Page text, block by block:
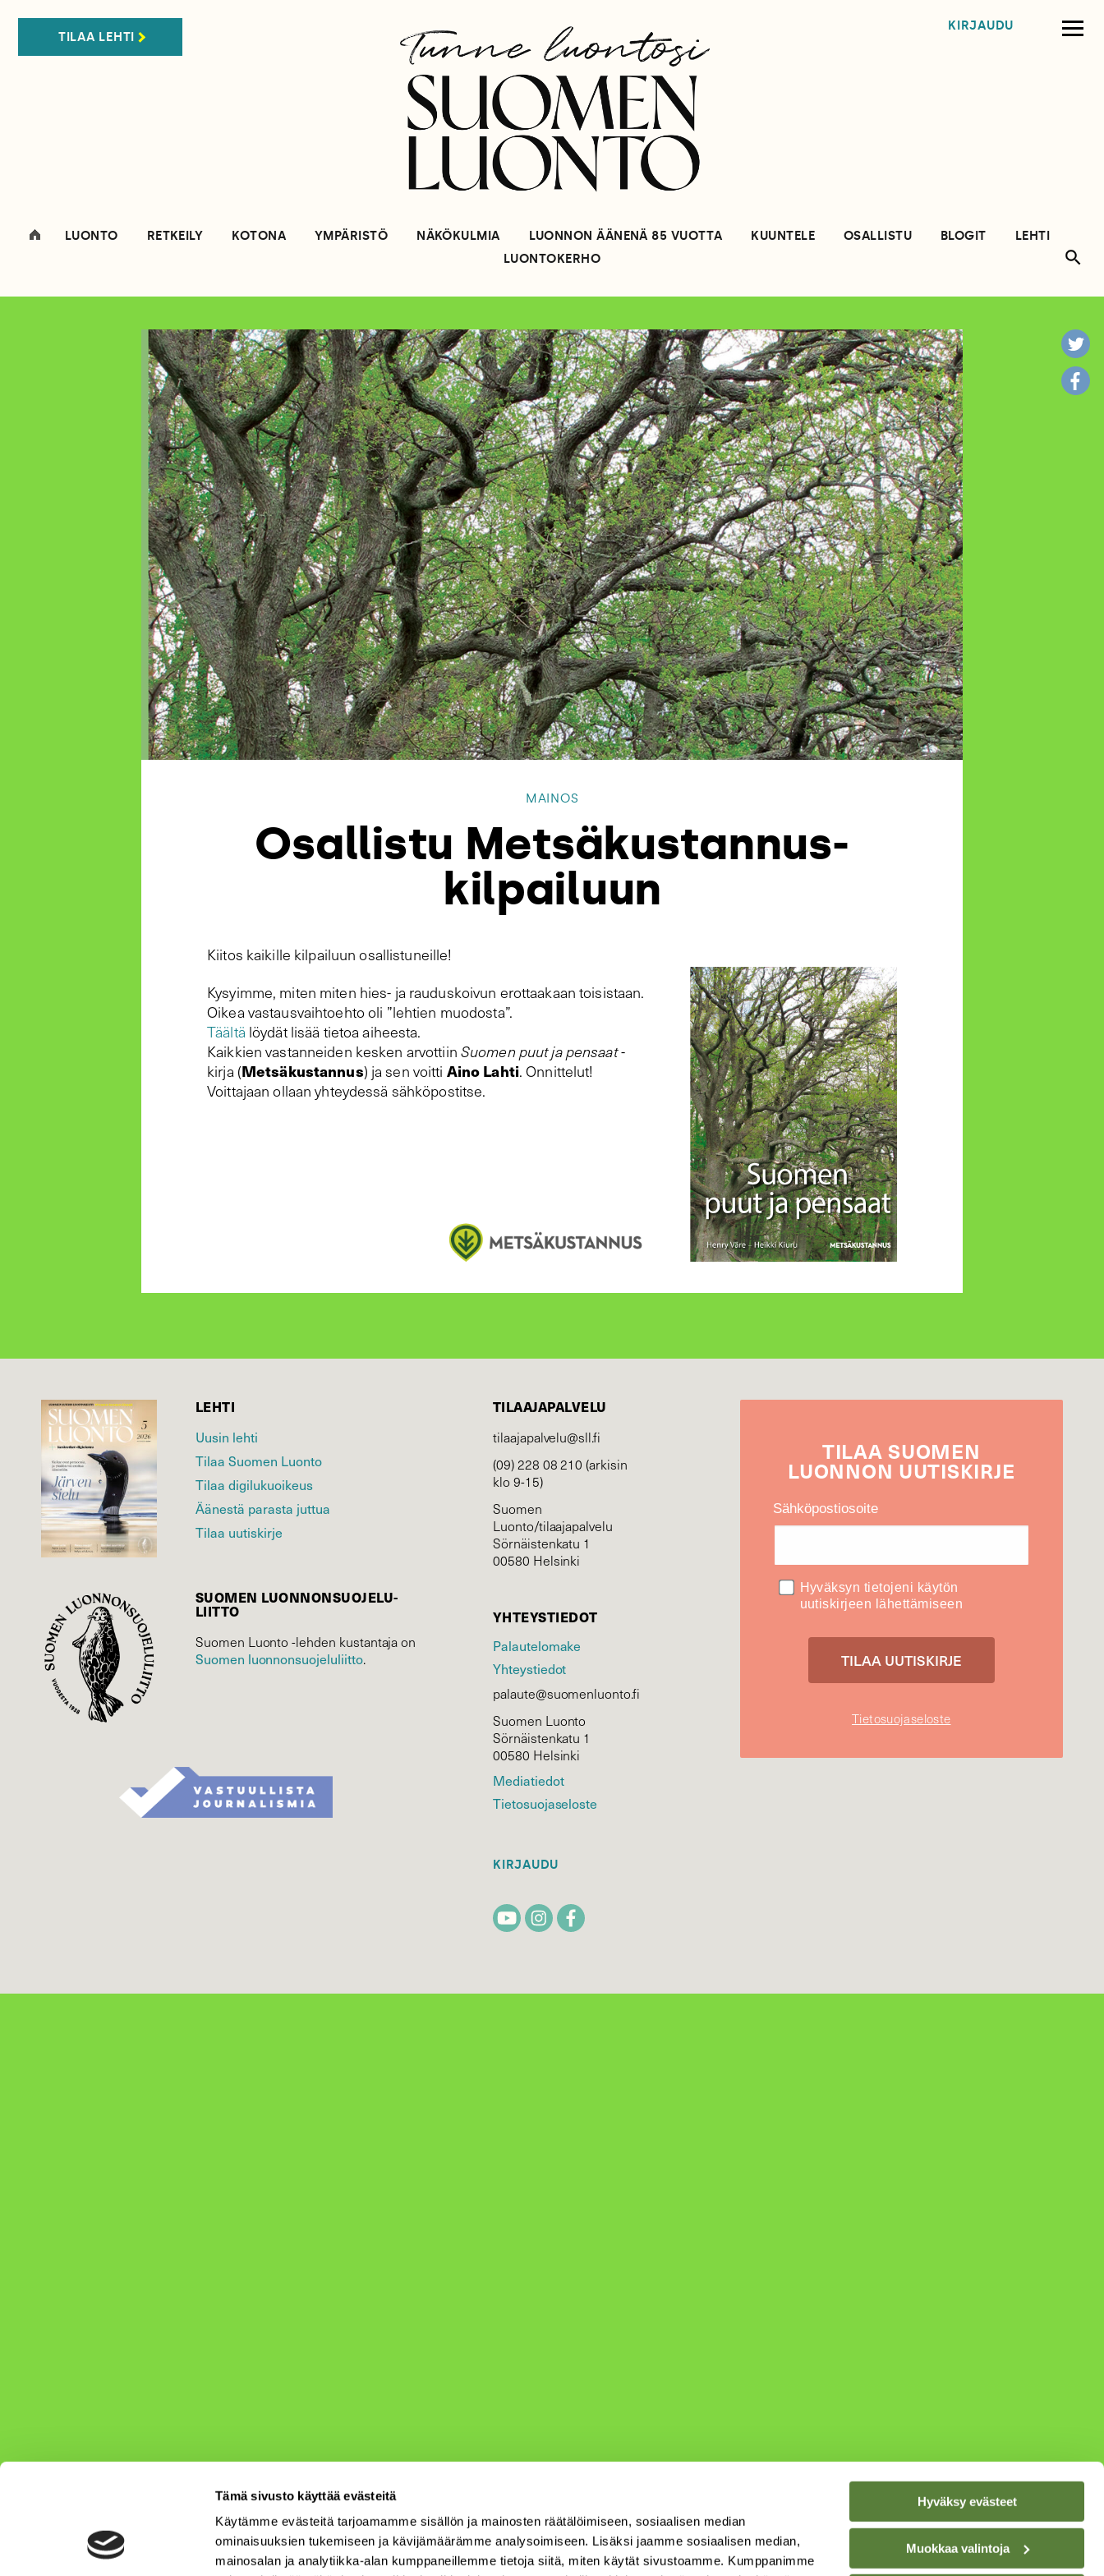
Tämä sivusto käyttää evästeitä
Käytämme evästeitä tarjoamamme sisällön ja mainosten räätälöimiseen, sosiaalisen median
ominaisuuksien tukemiseen ja kävijämäärämme analysoimiseen. Lisäksi jaamme sosiaalisen median,
mainosalan ja analytiikka-alan kumppaneillemme tietoja siitä, miten käytät sivustoamme. Kumppanimme
Hyväksy evästeet
Muokkaa valintoja
TILAA LEHTI
KIRJAUDU
LUONTO RETKEILY KOTONA YMPÄRISTÖ NÄKÖKULMIA LUONNON ÄÄNENÄ 85 VUOTTA KUUNTELE OSALLISTU BLOGIT
LEHTI
LUONTOKERHO
MAINOS
Osallistu Metsäkustannus-
kilpailuun
Kiitos kaikille kilpailuun osallistuneille!
Kysyimme, miten miten hies- ja rauduskoivun erottaakaan toisistaan.
Oikea vastausvaihtoehto oli ”lehtien muodosta”.
Täältä löydät lisää tietoa aiheesta.
Kaikkien vastanneiden kesken arvottiin Suomen puut ja pensaat-
kirja (Metsäkustannus) ja sen voitti Aino Lahti. Onnittelut!
Voittajaan ollaan yhteydessä sähköpostitse.
LEHTI
Uusin lehti
Tilaa Suomen Luonto
Tilaa digilukuoikeus
Äänestä parasta juttua
Tilaa uutiskirje
SUOMEN LUONNON­SUOJELU­
LIITTO
Suomen Luonto -lehden kustantaja on
Suomen luonnonsuojelu­liitto.
TILAAJAPALVELU
tilaajapalvelu@sll.fi
(09) 228 08 210 (arkisin
klo 9-15)
Suomen
Luonto/tilaajapalvelu
Sörnäistenkatu 1
00580 Helsinki
YHTEYSTIEDOT
Palautelomake
Yhteystiedot
palaute@suomenluonto.fi
Suomen Luonto
Sörnäistenkatu 1
00580 Helsinki
Mediatiedot
Tietosuojaseloste
KIRJAUDU
TILAASUOMEN
LUONNON UUTIS­KIRJE
Sähköpostiosoite
Hyväksyn tietojeni käytön
uutiskirjeen lähettämiseen
Tietosuojaseloste